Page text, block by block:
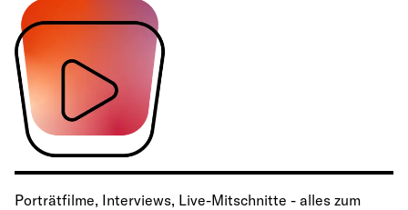
Porträtfilme, Interviews, Live-Mitschnitte - alles zum